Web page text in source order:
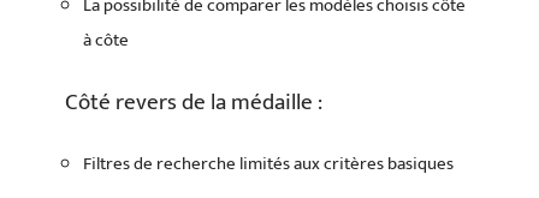
à côte
Côté revers de la médaille :
Filtres de recherche limités aux critères basiques